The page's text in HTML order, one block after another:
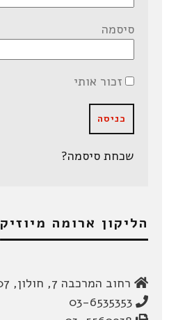
סיסמה
זכור אותי
שכחת סיסמה?
הליקון ארומה מיוזיק
רחוב המרכבה 7, חולון, 5885107